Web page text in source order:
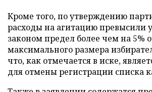
Кроме того, по утверждению
расходы на агитацию превысили
законом предел более чем на 5%
максимального размера
что, как отмечается в иске,
для отмены регистрации списка